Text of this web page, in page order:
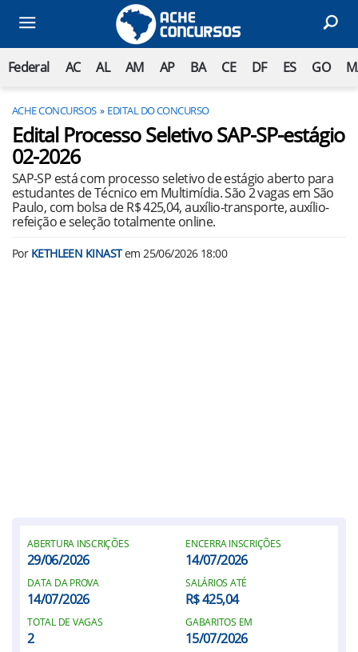
Federal AC AL AM AP BA CE DF ES GO
ACHE CONCURSOS EDITAL DO CONCURSO
Edital Processo Seletivo SAP-SP-estágio
02-2026
SAP-SP está com processo seletivo de estágio aberto para
estudantes de Técnico em Multimídia. São 2 vagas em São
Paulo, com bolsa de R$ 425,04, auxílio-transporte, auxílio-
refeição e seleção totalmente online.
Por KETHLEEN KINASTem25/06/2026 18:00
ABERTURA INSCRIÇÕES
29/06/2026
ENCERRA INSCRIÇÕES
14/07/2026
DATA DA PROVA
14/07/2026
SALÁRIOS ATÉ
R$ 425,04
TOTAL DE VAGAS
2
GABARITOS EM
15/07/2026